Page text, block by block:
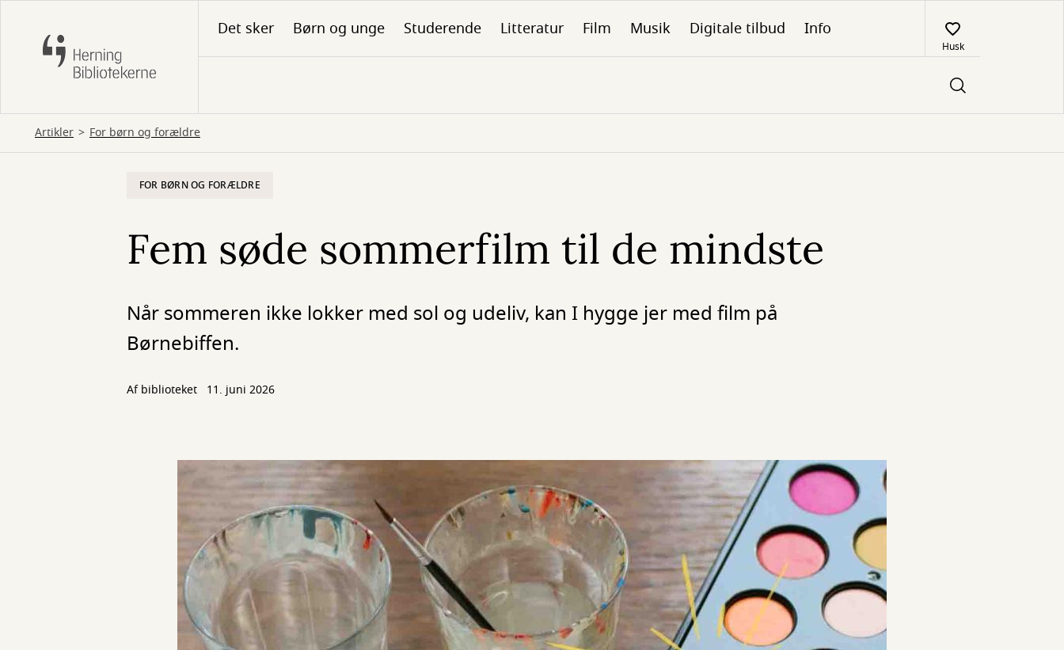
hovedindhold
Det sker Børn og unge Studerende Litteratur Film Musik Digitale tilbud Info
Husk
Artikler For børn og forældre
FOR BØRN OG FORÆLDRE
Fem søde sommerfilm til de mindste
Når sommeren ikke lokker med sol og udeliv, kan I hygge jer med film på
Børnebiffen.
Af biblioteket 11. juni 2026